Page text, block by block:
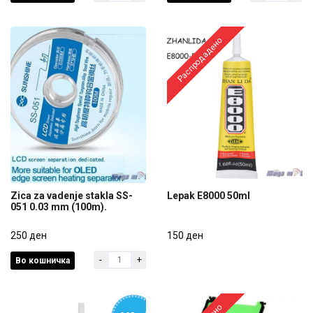
051 0.03 mm (100m).
250 ден
Zica za vadenje stakla SS-
051 0.03 mm (100m).
250 ден
Во кошничка - +
Распродадено
Lepak E8000 50ml
150 ден